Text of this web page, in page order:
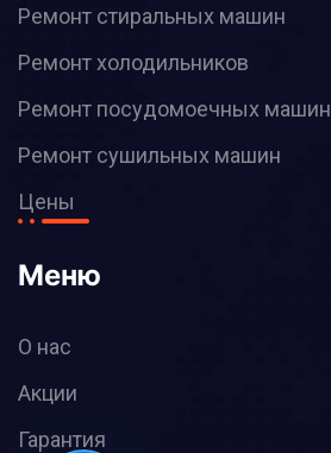
Ремонт стиральных машин
Ремонт холодильников
Ремонт посудомоечных машин
Ремонт сушильных машин
Цены
Меню
О нас
Акции
Гарантия